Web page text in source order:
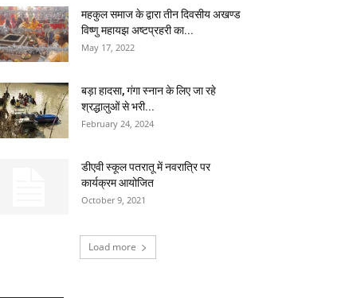
महकुल समाज के द्वारा तीन दिवसीय अखण्ड
विष्णु महायझ अष्टप्रहरी का...
May 17, 2022
बड़ा हादसा, गंगा स्नान के लिए जा रहे
श्रद्धालुओं से भरी...
February 24, 2024
डीएवी स्कूल पतरातू में नवरात्रि पर
कार्यक्रम आयोजित
October 9, 2021
Load more